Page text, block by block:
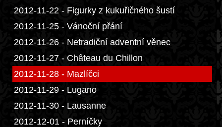
2012-11-22 - Figurky z kukuřičného šustí
2012-11-25 - Vánoční přání
2012-11-26 - Netradiční adventní věnec
2012-11-27 - Château du Chillon
2012-11-28 - Mazlíčci
2012-11-29 - Lugano
2012-11-30 - Lausanne
2012-12-01 - Perníčky